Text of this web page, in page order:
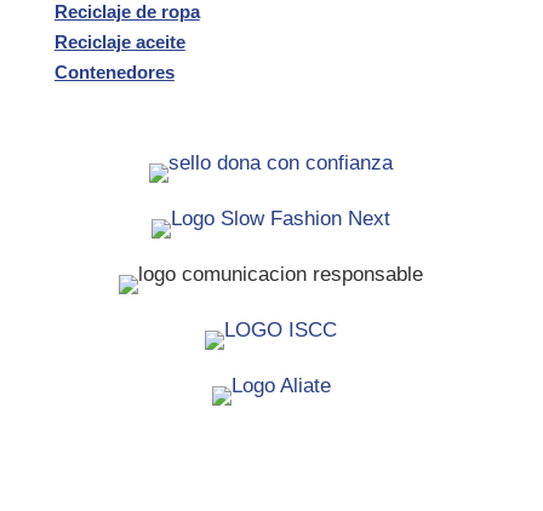
Reciclaje de ropa
Reciclaje aceite
Contenedores